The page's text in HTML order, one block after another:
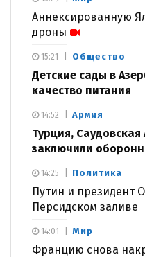
Аннексированную
дроны
Общество
Детские сады в
качество питания
15:21
Армия
Турция,
заключили
14:52
Политика
Путин и президент
Персидском заливе
14:25
Мир
Францию снова
14:01